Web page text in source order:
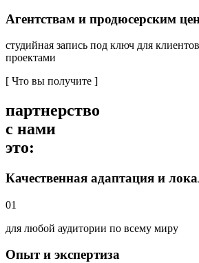
Агентствам и продюсерским
студийная запись под ключ для
проектами
[ Что вы получите ]
партнерство
с нами
это:
Качественная адаптация и
01
для любой аудитории по всему миру
Опыт и экспертиза